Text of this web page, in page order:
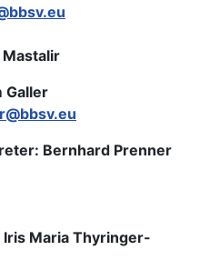
Galler
Bernhard Prenner
Maria Thyringer-